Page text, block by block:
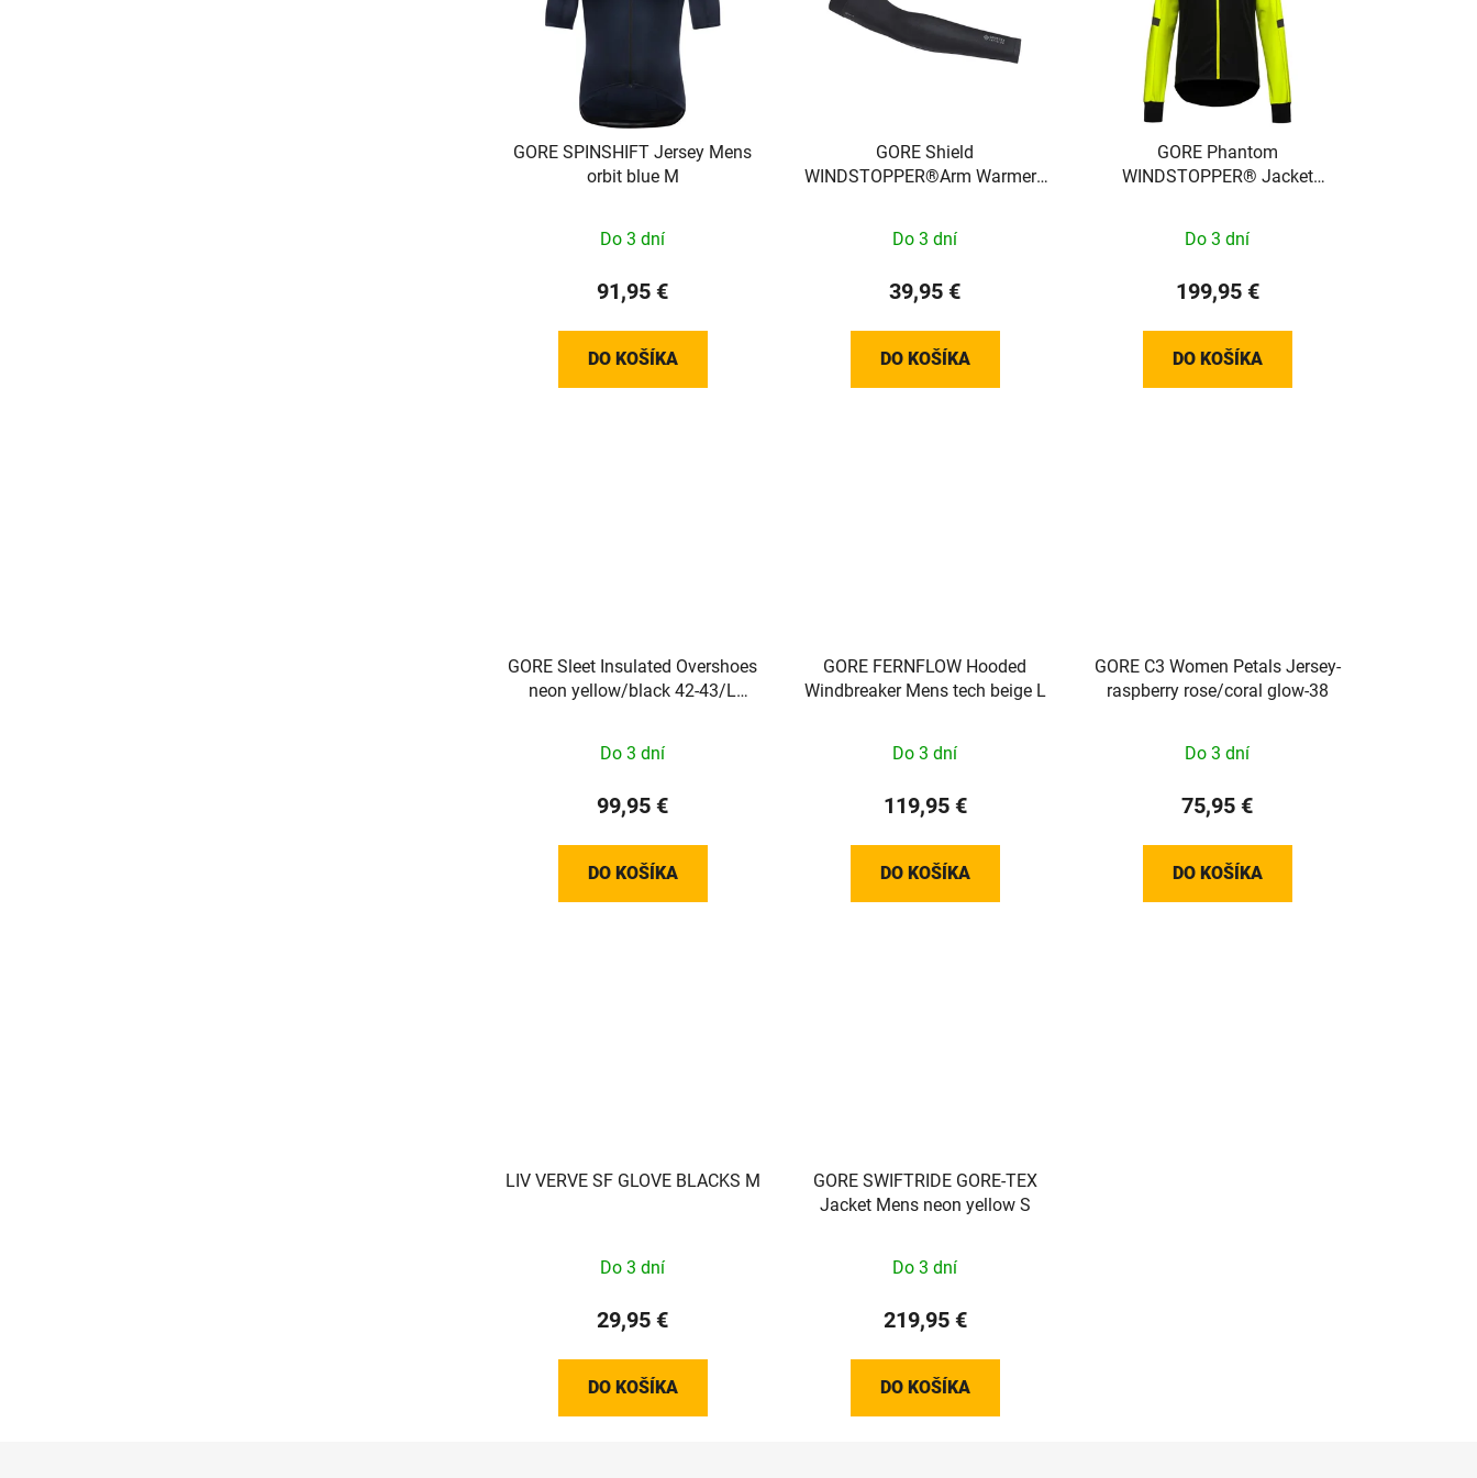
GORE SPINSHIFT Jersey Mens
orbit blue M
Do 3 dní
91,95 €
DO KOŠÍKA
GORE Shield
WINDSTOPPER®Arm Warmers
Do 3 dní
39,95 €
DO KOŠÍKA
GORE Phantom
WINDSTOPPER® Jacket
Do 3 dní
199,95 €
DO KOŠÍKA
GORE Sleet Insulated Overshoes
neon yellow/black 42-43/L
Do 3 dní
99,95 €
DO KOŠÍKA
GORE FERNFLOW Hooded
Windbreaker Mens tech beige L
Do 3 dní
119,95 €
DO KOŠÍKA
GORE C3 Women Petals Jersey-
raspberry rose/coral glow-38
Do 3 dní
75,95 €
DO KOŠÍKA
LIV VERVE SF GLOVE BLACKS M
Do 3 dní
29,95 €
DO KOŠÍKA
GORE SWIFTRIDE GORE-TEX
Jacket Mens neon yellow S
Do 3 dní
219,95 €
DO KOŠÍKA